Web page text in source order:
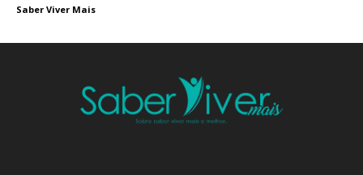
Saber Viver Mais